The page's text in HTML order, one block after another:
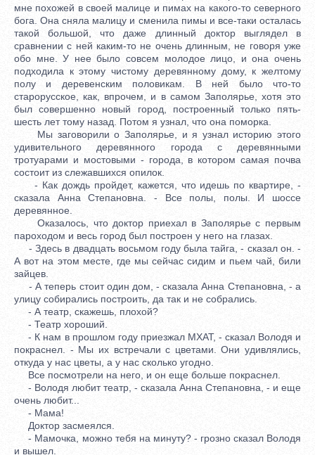
мне похожей в своей малице и пимах на какого-то северного
бога. Она сняла малицу и сменила пимы и все-таки осталась
такой большой, что даже длинный доктор выглядел в
сравнении с ней каким-то не очень длинным, не говоря уже
обо мне. У нее было совсем молодое лицо, и она очень
подходила к этому чистому деревянному дому, к желтому
полу и деревенским половикам. В ней было что-то
старорусское, как, впрочем, и в самом Заполярье, хотя это
был совершенно новый город, построенный только пять-
шесть лет тому назад. Потом я узнал, что она поморка.
Мы заговорили о Заполярье, и я узнал историю этого
удивительного деревянного города с деревянными
тротуарами и мостовыми - города, в котором самая почва
состоит из слежавшихся опилок.
- Как дождь пройдет, кажется, что идешь по квартире, -
сказала Анна Степановна. - Все полы, полы. И шоссе
деревянное.
Оказалось, что доктор приехал в Заполярье с первым
пароходом и весь город был построен у него на глазах.
- Здесь в двадцать восьмом году была тайга, - сказал он. -
А вот на этом месте, где мы сейчас сидим и пьем чай, били
зайцев.
- А теперь стоит один дом, - сказала Анна Степановна, - а
улицу собирались построить, да так и не собрались.
- А театр, скажешь, плохой?
- Театр хороший.
- К нам в прошлом году приезжал МХАТ, - сказал Володя и
покраснел. - Мы их встречали с цветами. Они удивлялись,
откуда у нас цветы, а у нас сколько угодно.
Все посмотрели на него, и он еще больше покраснел.
- Володя любит театр, - сказала Анна Степановна, - и еще
очень любит...
- Мама!
Доктор засмеялся.
- Мамочка, можно тебя на минуту? - грозно сказал Володя
и вышел.